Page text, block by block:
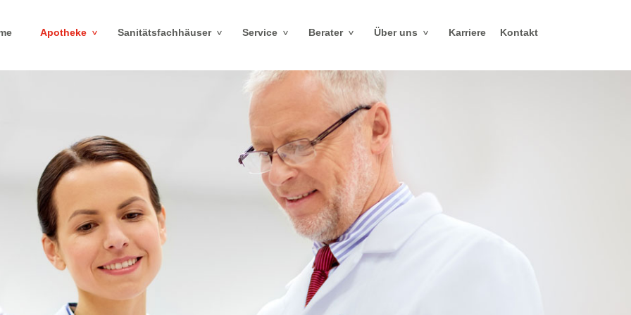
Apotheke > Sanitätsfachhäuser > Service > Berater > Über uns > Karriere Kontakt